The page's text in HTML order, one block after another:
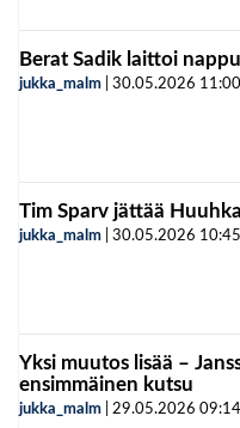
Berat Sadik laittoi
jukka_malm 30.05.2026 11:00
Tim Sparv jättää
jukka_malm 30.05.2026 10:45
Yksi muutos lisää –
ensimmäinen kutsu
jukka_malm 29.05.2026 09:14